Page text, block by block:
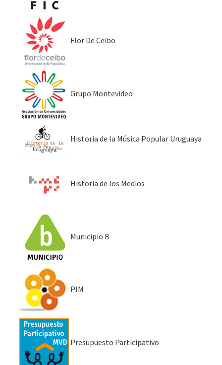
Flor De Ceibo
Grupo Montevideo
Historia de la Música Popular Uruguaya
Historia de los Medios
Municipio B
PIM
Presupuesto Participativo